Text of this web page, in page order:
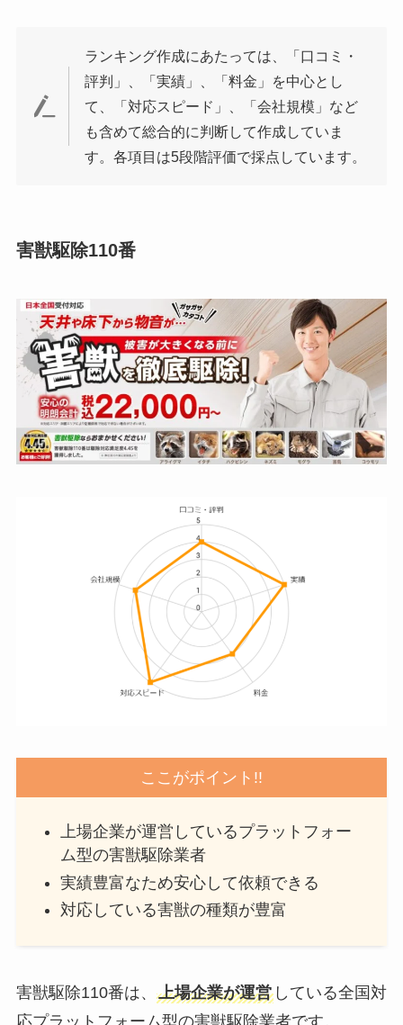
ランキング作成にあたっては、「口コミ・
評判」、「実績」、「料金」を中心とし
て、「対応スピード」、「会社規模」など
も含めて総合的に判断して作成していま
す。各項目は5段階評価で採点しています。
害獣駆除110番
ここがポイント!!
上場企業が運営しているプラットフォー
ム型の害獣駆除業者
実績豊富なため安心して依頼できる
対応している害獣の種類が豊富
害獣駆除110番は、 上場企業が運営している全国対
応プラットフォーム型の害獣駆除業者です。